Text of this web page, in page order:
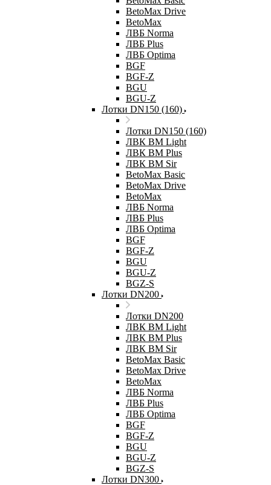
BetoMax Drive
BetoMax
ЛВБ Norma
ЛВБ Plus
ЛВБ Optima
BGF
BGF-Z
BGU
BGU-Z
Лотки DN150 (160)
Лотки DN150 (160)
ЛВК ВМ Light
ЛВК ВМ Plus
ЛВК ВМ Sir
BetoMax Basic
BetoMax Drive
BetoMax
ЛВБ Norma
ЛВБ Plus
ЛВБ Optima
BGF
BGF-Z
BGU
BGU-Z
BGZ-S
Лотки DN200
Лотки DN200
ЛВК ВМ Light
ЛВК ВМ Plus
ЛВК ВМ Sir
BetoMax Basic
BetoMax Drive
BetoMax
ЛВБ Norma
ЛВБ Plus
ЛВБ Optima
BGF
BGF-Z
BGU
BGU-Z
BGZ-S
Лотки DN300